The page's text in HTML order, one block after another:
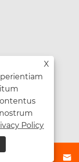

X
Policy